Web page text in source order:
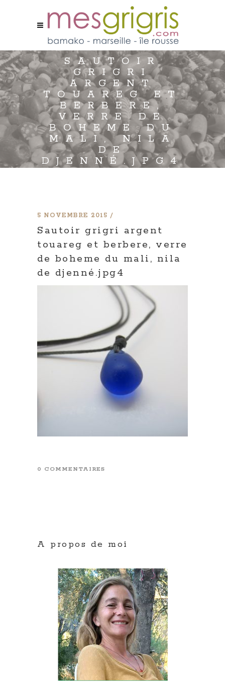
SAUTOIR
GRIGRI
ARGENT
TOUAREG ET
BERBERE,
VERRE DE
BOHEME DU
MALI, NILA
DE
DJENNÉ.JPG4
5 NOVEMBRE 2015
Sautoir grigri argent
touareg et berbere, verre
de boheme du mali, nila
de djenné.jpg4
0 COMMENTAIRES
A propos de moi